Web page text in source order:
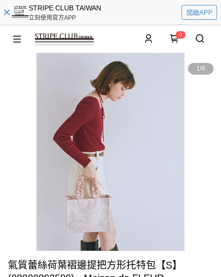
STRIPE CLUB TAIWAN
立刻使用官方APP
開啟APP
0
1/6
氣質蕾絲荷葉褶邊提把方形托特包【S】